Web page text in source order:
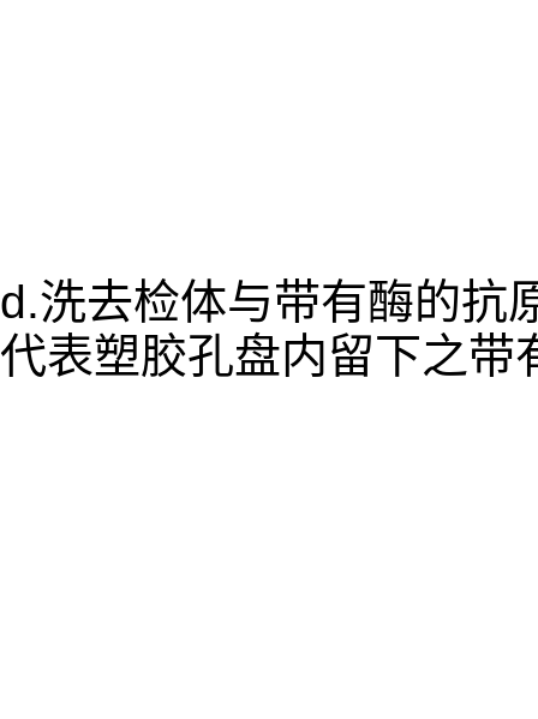
d.洗去检体与带有酶的抗
代表塑胶孔盘内留下之带